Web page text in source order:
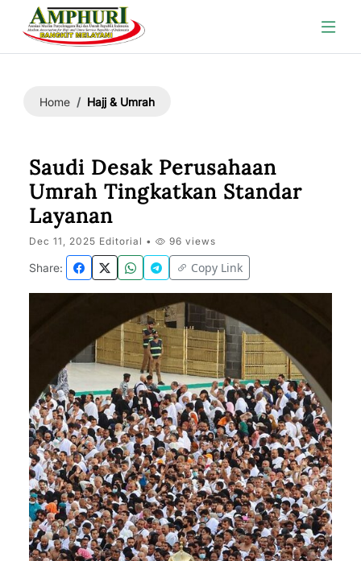
Home Hajj & Umrah
Saudi Desak Perusahaan
Umrah Tingkatkan Standar
Layanan
Dec 11, 2025 Editorial • 96 views
Share: Copy Link